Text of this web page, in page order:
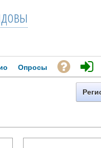
Опросы